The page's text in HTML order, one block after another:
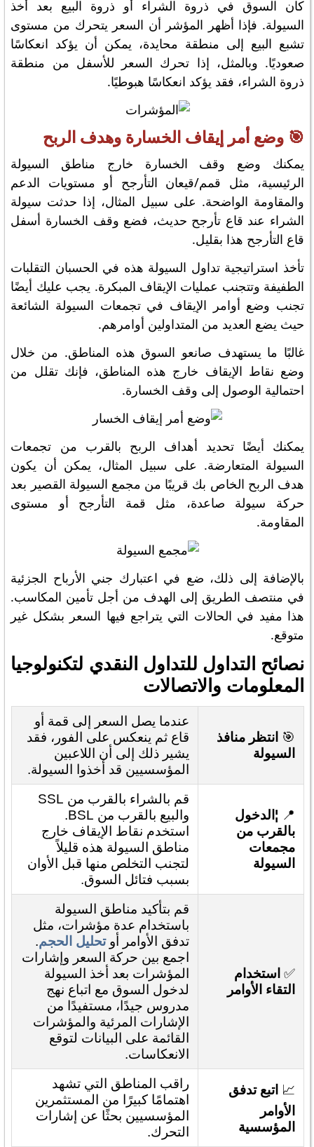
كان السوق في ذروة الشراء أو ذروة البيع بعد أخذ
السيولة. فإذا أظهر المؤشر أن السعر يتحرك من مستوى
تشبع البيع إلى منطقة محايدة، يمكن أن يؤكد انعكاسًا
صعوديًا. وبالمثل، إذا تحرك السعر للأسفل من منطقة
ذروة الشراء، فقد يؤكد انعكاسًا هبوطيًا.
🎯 وضع أمر إيقاف الخسارة وهدف الربح
يمكنك وضع وقف الخسارة خارج مناطق السيولة
الرئيسية، مثل قمم/قيعان التأرجح أو مستويات الدعم
والمقاومة الواضحة. على سبيل المثال، إذا حدثت سيولة
الشراء عند قاع تأرجح حديث، فضع وقف الخسارة أسفل
قاع التأرجح هذا بقليل.
تأخذ استراتيجية تداول السيولة هذه في الحسبان التقلبات
الطفيفة وتتجنب عمليات الإيقاف المبكرة. يجب عليك أيضًا
تجنب وضع أوامر الإيقاف في تجمعات السيولة الشائعة
حيث يضع العديد من المتداولين أوامرهم.
غالبًا ما يستهدف صانعو السوق هذه المناطق. من خلال
وضع نقاط الإيقاف خارج هذه المناطق، فإنك تقلل من
احتمالية الوصول إلى وقف الخسارة.
يمكنك أيضًا تحديد أهداف الربح بالقرب من تجمعات
السيولة المتعارضة. على سبيل المثال، يمكن أن يكون
هدف الربح الخاص بك قريبًا من مجمع السيولة القصير بعد
حركة سيولة صاعدة، مثل قمة التأرجح أو مستوى
المقاومة.
بالإضافة إلى ذلك، ضع في اعتبارك جني الأرباح الجزئية
في منتصف الطريق إلى الهدف من أجل تأمين المكاسب.
هذا مفيد في الحالات التي يتراجع فيها السعر بشكل غير
متوقع.
نصائح التداول للتداول النقدي لتكنولوجيا
المعلومات والاتصالات
🎯 انتظر منافذ
السيولة
عندما يصل السعر إلى قمة أو
قاع ثم ينعكس على الفور، فقد
يشير ذلك إلى أن اللاعبين
المؤسسيين قد أخذوا السيولة.
📍 ¦الدخول
بالقرب من
مجمعات
السيولة
قم بالشراء بالقرب من SSL
والبيع بالقرب من BSL.
استخدم نقاط الإيقاف خارج
مناطق السيولة هذه قليلاً
لتجنب التخلص منها قبل الأوان
بسبب فتائل السوق.
✅ استخدام
التقاء الأوامر
قم بتأكيد مناطق السيولة
باستخدام عدة مؤشرات، مثل
تدفق الأوامر أوتحليل الحجم.
اجمع بين حركة السعر وإشارات
المؤشرات بعد أخذ السيولة
لدخول السوق مع اتباع نهج
مدروس جيدًا، مستفيدًا من
الإشارات المرئية والمؤشرات
القائمة على البيانات لتوقع
الانعكاسات.
📈 اتبع تدفق
الأوامر
المؤسسية
راقب المناطق التي تشهد
اهتمامًا كبيرًا من المستثمرين
المؤسسيين بحثًا عن إشارات
التحرك.